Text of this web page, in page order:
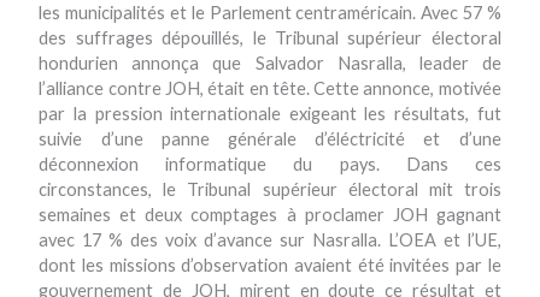
les municipalités et le Parlement centraméricain. Avec 57 %
des suffrages dépouillés, le Tribunal supérieur électoral
hondurien annonça que Salvador Nasralla, leader de
l’alliance contre JOH, était en tête. Cette annonce, motivée
par la pression internationale exigeant les résultats, fut
suivie d’une panne générale d’éléctricité et d’une
déconnexion informatique du pays. Dans ces
circonstances, le Tribunal supérieur électoral mit trois
semaines et deux comptages à proclamer JOH gagnant
avec 17 % des voix d’avance sur Nasralla. L’OEA et l’UE,
dont les missions d’observation avaient été invitées par le
gouvernement de JOH, mirent en doute ce résultat et